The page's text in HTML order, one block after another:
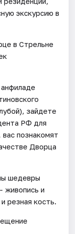
экскурсию в
в Стрельне
зайдете
РФ для
познакомят
Дворца
шедевры
живопись и
резная кость.